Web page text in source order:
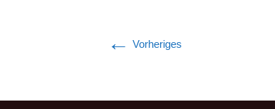
← Vorheriges